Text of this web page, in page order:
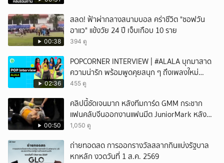
00:38
สลด! ฟ้าผ่ากลางสนามบอล คร่าชีวิต "ซอฟวัน
อาแว" แข้งวัย 24 ปี เจ็บเกือบ 10 ราย
394 ดู
02:36
POPCORNER INTERVIEW | #ALALA บุกมาสาด
ความน่ารัก พร้อมพูดคุยสนุก ๆ ถึงเพลงใหม่
'ON&OFF'
455 ดู
00:50
คลิปนี้ชัดเจนมาก หลังทีมการ์ด GMM กระชาก
แฟนคลับจีนออกงานแฟนมีต JuniorMark หลัง
ฝ่าฝืนกติกาจองคิว
1,050 ดู
ถ่ายทอดสด การออกรางวัลสลากกินแบ่งรัฐบาล
หกหลัก งวดวันที่ 1 ส.ค. 2569